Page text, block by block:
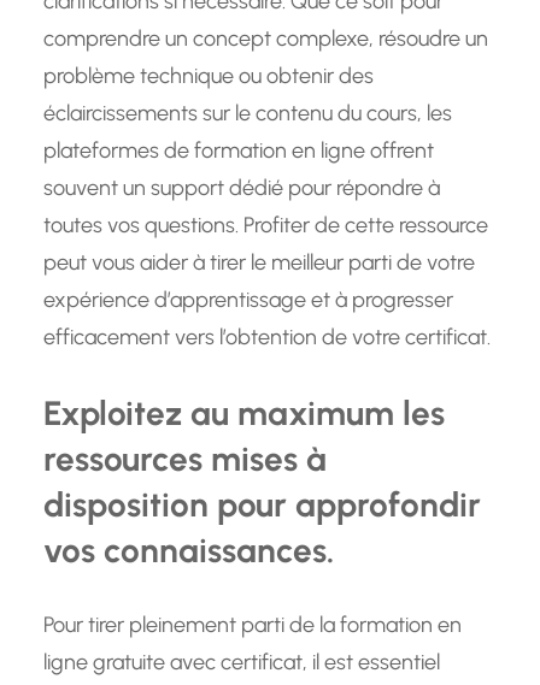
comprendre un concept complexe, résoudre un
problème technique ou obtenir des
éclaircissements sur le contenu du cours, les
plateformes de formation en ligne offrent
souvent un support dédié pour répondre à
toutes vos questions. Profiter de cette ressource
peut vous aider à tirer le meilleur parti de votre
expérience d’apprentissage et à progresser
efficacement vers l’obtention de votre certificat.
Exploitez au maximum les
ressources mises à
disposition pour approfondir
vos connaissances.
Pour tirer pleinement parti de la formation en
ligne gratuite avec certificat, il est essentiel